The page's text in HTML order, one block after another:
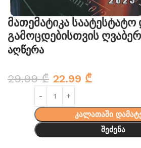
მათემატიკა
გამოცდებისთვის
აღწერა
29.99₾ 22.99 ₾
კალათაში
შეძენა